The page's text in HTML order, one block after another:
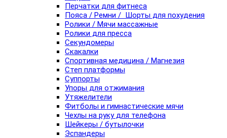
Перчатки для фитнеса
Пояса / Ремни / Шорты для похудения
Ролики / Мячи массажные
Ролики для пресса
Секундомеры
Скакалки
Спортивная медицина / Магнезия
Степ платформы
Суппорты
Упоры для отжимания
Утяжелители
Фитболы и гимнастические мячи
Чехлы на руку для телефона
Шейкеры / бутылочки
Эспандеры